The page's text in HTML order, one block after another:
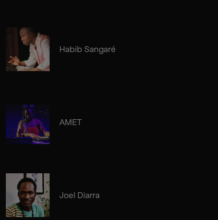
Habib Sangaré
AMET
Joel Diarra